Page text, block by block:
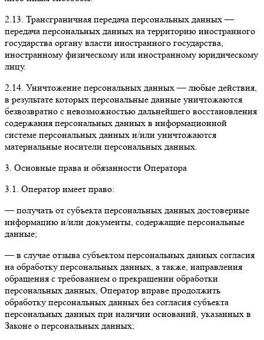
2.13. Трансграничная передача персональных данных —
передача персональных данных на территорию иностранного
государства органу власти иностранного государства,
иностранному физическому или иностранному юридическому
лицу.
2.14. Уничтожение персональных данных — любые действия,
в результате которых персональные данные уничтожаются
безвозвратно с невозможностью дальнейшего восстановления
содержания персональных данных в информационной
системе персональных данных и/или уничтожаются
материальные носители персональных данных.
3. Основные права и обязанности Оператора
3.1. Оператор имеет право:
— получать от субъекта персональных данных достоверные
информацию и/или документы, содержащие персональные
данные;
— в случае отзыва субъектом персональных данных согласия
на обработку персональных данных, а также, направления
обращения с требованием о прекращении обработки
персональных данных, Оператор вправе продолжить
обработку персональных данных без согласия субъекта
персональных данных при наличии оснований, указанных в
Законе о персональных данных;